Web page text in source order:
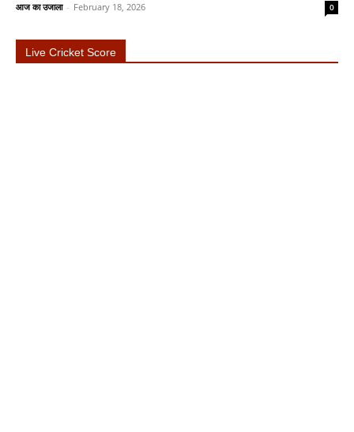
आज का उजाला - February 18, 2026 0
Live Cricket Score